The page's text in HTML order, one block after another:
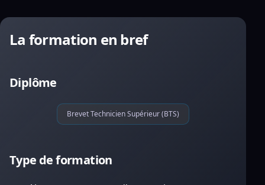
La formation en bref
Diplôme
Brevet Technicien Supérieur (BTS)
Type de formation